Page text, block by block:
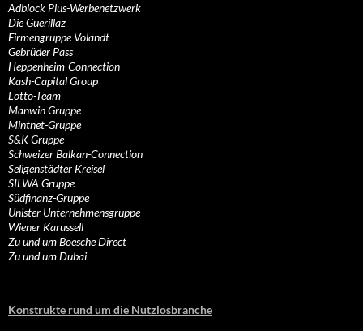
Adblock Plus-Werbenetzwerk
Die Guerillaz
Firmengruppe Volandt
Gebrüder Pass
Heppenheim-Connection
Kash-Capital Group
Lotto-Team
Manwin Gruppe
Mintnet-Gruppe
S&K Gruppe
Schweizer Balkan-Connection
Seligenstädter Kreisel
SILWA Gruppe
Südfinanz-Gruppe
Unister Unternehmensgruppe
Wiener Karussell
Zu und um Boesche Direct
Zu und um Dubai
Konstrukte rund um die Nutzlosbranche